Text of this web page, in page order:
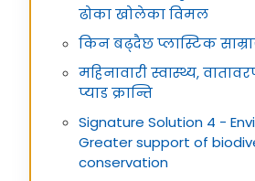
ढोका खोलेका विमल
किन बढ्दैछ प्लास्टिक
महिनावारी स्वास्थ्य,
प्याड क्रान्ति
Signature Solution 4 -
Greater support of
conservation